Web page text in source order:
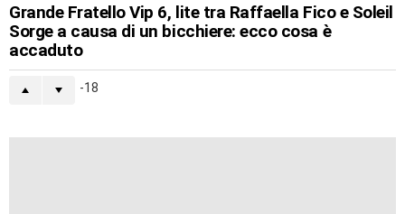
Grande Fratello Vip 6, lite tra Raffaella Fico e Soleil
Sorge a causa di un bicchiere: ecco cosa è
accaduto
-18